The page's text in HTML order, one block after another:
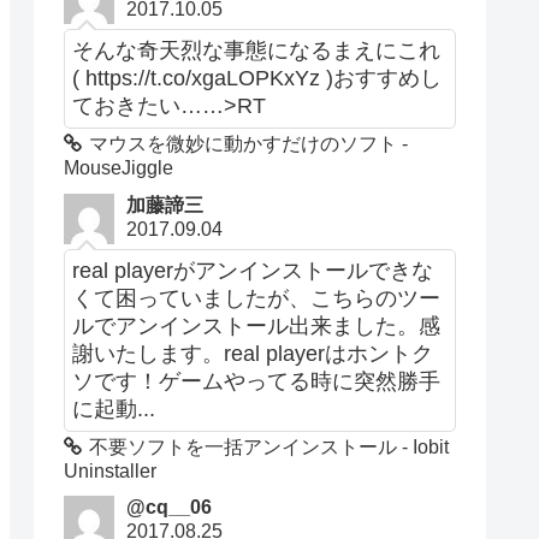
2017.10.05
そんな奇天烈な事態になるまえにこれ
( https://t.co/xgaLOPKxYz )おすすめし
ておきたい……>RT
マウスを微妙に動かすだけのソフト -
MouseJiggle
加藤諦三
2017.09.04
real playerがアンインストールできな
くて困っていましたが、こちらのツー
ルでアンインストール出来ました。感
謝いたします。real playerはホントク
ソです！ゲームやってる時に突然勝手
に起動...
不要ソフトを一括アンインストール - Iobit
Uninstaller
@cq__06
2017.08.25